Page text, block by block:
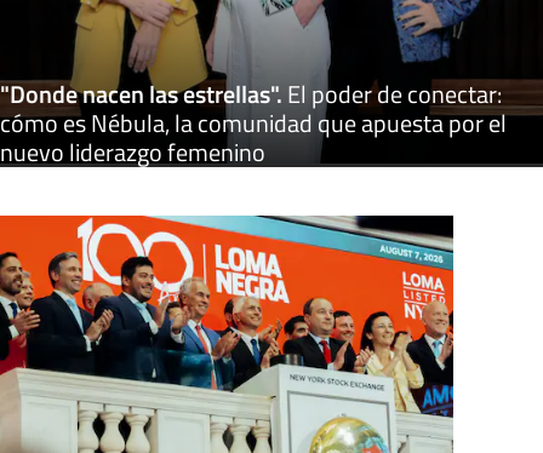
"Donde nacen las estrellas".El poder de conectar:
cómo es Nébula, la comunidad que apuesta por el
nuevo liderazgo femenino